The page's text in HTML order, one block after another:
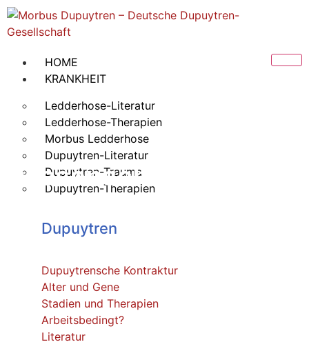
HOME
KRANKHEIT
Ledderhose-Literatur
Ledderhose-Therapien
Morbus Ledderhose
Dupuytren-Literatur
Dupuytren-Trauma
Dupuytren-Therapien
Dupuytren
Dupuytrensche Kontraktur
Alter und Gene
Stadien und Therapien
Arbeitsbedingt?
Literatur
Wissenschaftlicher
Beirat